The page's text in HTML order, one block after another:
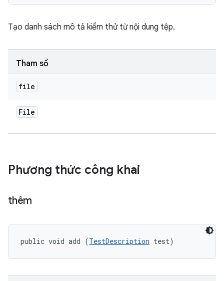
Tạo danh sách mô tả kiểm thử từ nội dung tệp.
Tham số
file
File
Phương thức công khai
thêm
public void add (TestDescription test)